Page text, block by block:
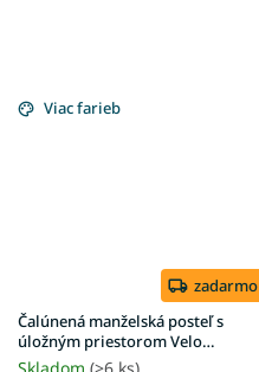
Viac farieb
zadarmo
Čalúnená manželská posteľ s
úložným priestorom Velo
180x200 - krémová Anthology